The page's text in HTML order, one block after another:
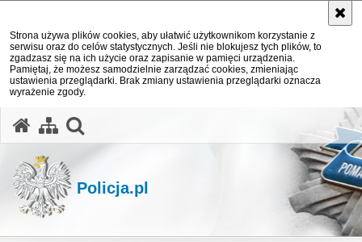
Strona używa plików cookies, aby ułatwić użytkownikom korzystanie z
serwisu oraz do celów statystycznych. Jeśli nie blokujesz tych plików, to
zgadzasz się na ich użycie oraz zapisanie w pamięci urządzenia.
Pamiętaj, że możesz samodzielnie zarządzać cookies, zmieniając
ustawienia przeglądarki. Brak zmiany ustawienia przeglądarki oznacza
wyrażenie zgody.
Policja.pl